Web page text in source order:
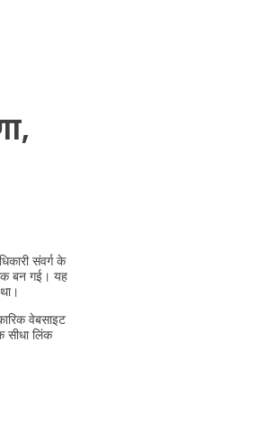
संवर्ग के
एक बन गई। यह
वेबसाइट
सीधा लिंक